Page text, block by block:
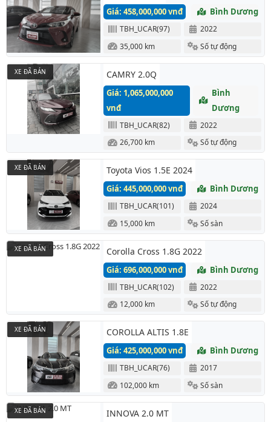
Giá: 458,000,000 vnđ Bình Dương
TBH_UCAR(97)
2022
35,000 km
Số tự động
CAMRY 2.0Q
Giá: 1,065,000,000
vnđ
Bình
Dương
TBH_UCAR(82)
2022
26,700 km
Số tự động
XE ĐÃ BÁN
Toyota Vios 1.5E 2024
Giá: 445,000,000 vnđ Bình Dương
TBH_UCAR(101)
2024
15,000 km
Số sàn
XE ĐÃ BÁN
Corolla Cross 1.8G 2022
Giá: 696,000,000 vnđ Bình Dương
TBH_UCAR(102)
2022
12,000 km
Số tự động
XE ĐÃ BÁN
COROLLA ALTIS 1.8E
Giá: 425,000,000 vnđ Bình Dương
TBH_UCAR(76)
2017
102,000 km
Số sàn
XE ĐÃ BÁN
INNOVA 2.0 MT
XE ĐÃ BÁN